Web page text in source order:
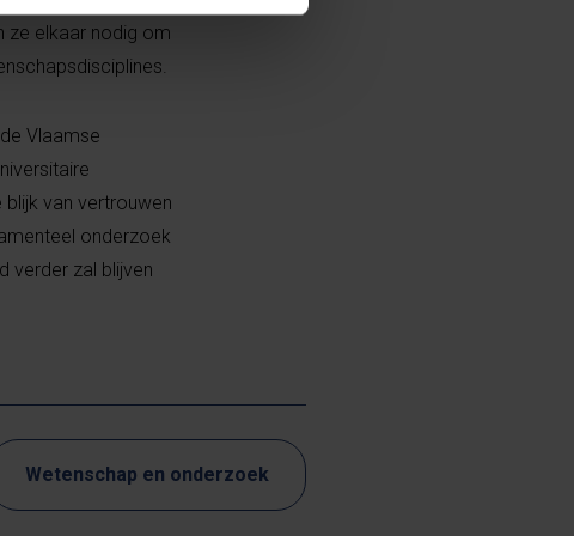
ze elkaar nodig om
Vlaamse
blijk van vertrouwen
onderzoek
verder zal blijven
Wetenschap en onderzoek